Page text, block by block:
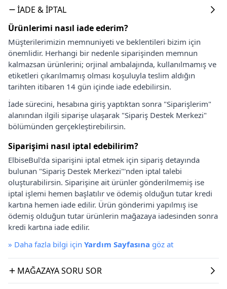
İADE & İPTAL
Ürünlerimi nasıl iade ederim?
Müşterilerimizin memnuniyeti ve beklentileri bizim için
önemlidir. Herhangi bir nedenle siparişinden memnun
kalmazsan ürünlerini; orjinal ambalajında, kullanılmamış ve
etiketleri çıkarılmamış olması koşuluyla teslim aldığın
tarihten itibaren 14 gün içinde iade edebilirsin.
İade sürecini, hesabına giriş yaptıktan sonra "Siparişlerim"
alanından ilgili siparişe ulaşarak "Sipariş Destek Merkezi"
bölümünden gerçekleştirebilirsin.
Siparişimi nasıl iptal edebilirim?
ElbiseBul'da siparişini iptal etmek için sipariş detayında
bulunan "Sipariş Destek Merkezi"'nden iptal talebi
oluşturabilirsin. Siparişine ait ürünler gönderilmemiş ise
iptal işlemi hemen başlatılır ve ödemiş olduğun tutar kredi
kartına hemen iade edilir. Ürün gönderimi yapılmış ise
ödemiş olduğun tutar ürünlerin mağazaya iadesinden sonra
kredi kartına iade edilir.
» Daha fazla bilgi için Yardım Sayfasına göz at
MAĞAZAYA SORU SOR